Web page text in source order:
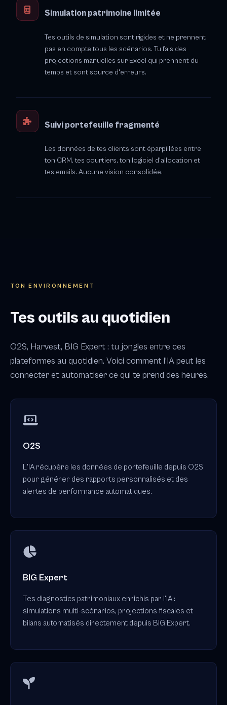
Simulation patrimoine limitée
Tes outils de simulation sont rigides et ne prennent
pas en compte tous les scénarios. Tu fais des
projections manuelles sur Excel qui prennent du
temps et sont source d'erreurs.
Suivi portefeuille fragmenté
Les données de tes clients sont éparpillées entre
ton CRM, tes courtiers, ton logiciel d'allocation et
tes emails. Aucune vision consolidée.
TON ENVIRONNEMENT
Tes outils au quotidien
O2S, Harvest, BIG Expert : tu jongles entre ces
plateformes au quotidien. Voici comment l'IA peut les
connecter et automatiser ce qui te prend des heures.
O2S
L'IA récupère les données de portefeuille depuis O2S
pour générer des rapports personnalisés et des
alertes de performance automatiques.
BIG Expert
Tes diagnostics patrimoniaux enrichis par l'IA :
simulations multi-scénarios, projections fiscales et
bilans automatisés directement depuis BIG Expert.